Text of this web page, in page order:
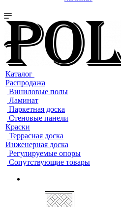
Каталог
Распродажа
Виниловые полы
Ламинат
Паркетная доска
Стеновые панели
Краски
Террасная доска
Инженерная доска
Регулируемые опоры
Сопутствующие товары